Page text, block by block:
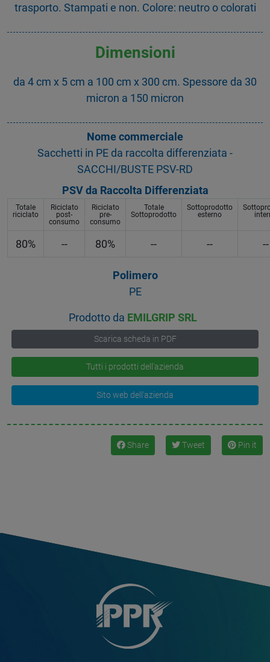
trasporto. Stampati e non. Colore: neutro o colorati
Dimensioni
da 4 cm x 5 cm a 100 cm x 300 cm. Spessore da 30
micron a 150 micron
Nome commerciale
Sacchetti in PE da raccolta differenziata -
SACCHI/BUSTE PSV-RD
PSV da Raccolta Differenziata
Totale
riciclato
Riciclato
post-
consumo
Riciclato
pre-
consumo
Totale
Sottoprodotto
Sottoprodotto
esterno
80% -- 80% -- -- --
Polimero
PE
Prodotto da EMILGRIP SRL
Scarica scheda in PDF
Tutti i prodotti dell'azienda
Sito web dell'azienda
Share Tweet Pin it